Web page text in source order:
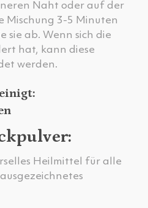
Naht oder auf der
Mischung 3-5 Minuten
sie ab. Wenn sich die
hat, kann diese
werden.
Heilmittel für alle